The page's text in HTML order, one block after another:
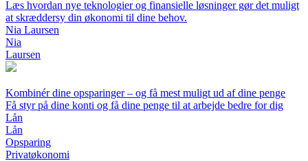
Læs hvordan nye teknologier og finansielle løsninger gør det muligt
at skræddersy din økonomi til dine behov.
Nia Laursen
Nia
Laursen
Kombinér dine opsparinger – og få mest muligt ud af dine penge
Få styr på dine konti og få dine penge til at arbejde bedre for dig
Lån
Lån
Opsparing
Privatøkonomi